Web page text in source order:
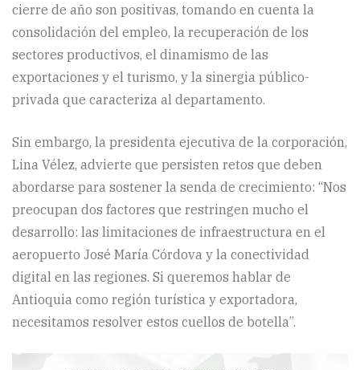
cierre de año son positivas, tomando en cuenta la
consolidación del empleo, la recuperación de los
sectores productivos, el dinamismo de las
exportaciones y el turismo, y la sinergia público-
privada que caracteriza al departamento.
Sin embargo, la presidenta ejecutiva de la corporación,
Lina Vélez, advierte que persisten retos que deben
abordarse para sostener la senda de crecimiento: “Nos
preocupan dos factores que restringen mucho el
desarrollo: las limitaciones de infraestructura en el
aeropuerto José María Córdova y la conectividad
digital en las regiones. Si queremos hablar de
Antioquia como región turística y exportadora,
necesitamos resolver estos cuellos de botella”.